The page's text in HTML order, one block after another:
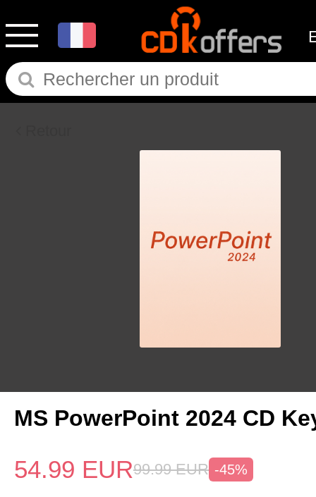
MS PowerPoint 2024 CD
54.99 EUR99.99 EUR -45%